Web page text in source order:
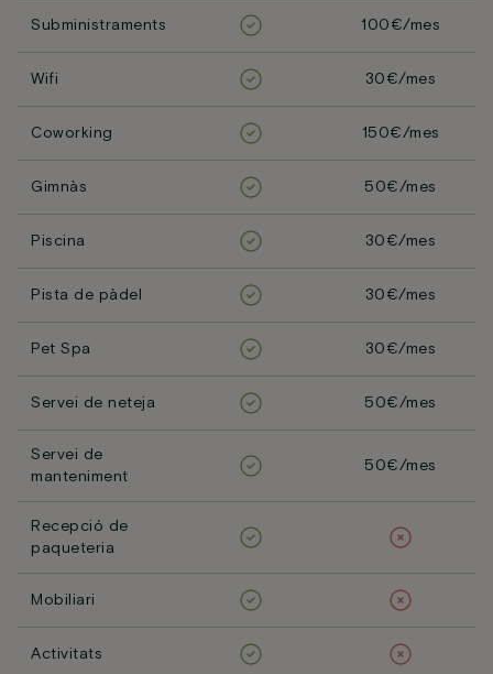
Subministraments 100€/mes
Wifi 30€/mes
Coworking 150€/mes
Gimnàs 50€/mes
Piscina 30€/mes
Pista de pàdel 30€/mes
Pet Spa 30€/mes
Servei de neteja 50€/mes
Servei de
manteniment
50€/mes
Recepció de
paqueteria
Mobiliari
Activitats